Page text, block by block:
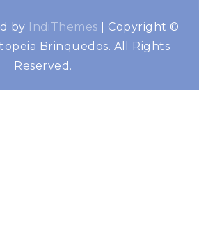
by IndiThemes
Copyright ©
Brinquedos. All Rights
Reserved.